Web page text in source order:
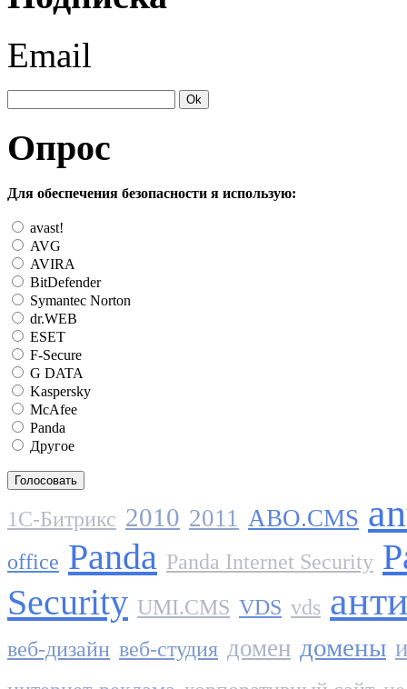
Email
Опрос
Для обеспечения безопасности я использую:
avast!
AVG
AVIRA
BitDefender
Symantec Norton
dr.WEB
ESET
F-Secure
G DATA
Kaspersky
McAfee
Panda
Другое
1C-Битрикс 2010 2011 ABO.CMS
office Panda Panda Internet Security
Security UMI.CMS VDS vds
веб-дизайн веб-студия домен домены